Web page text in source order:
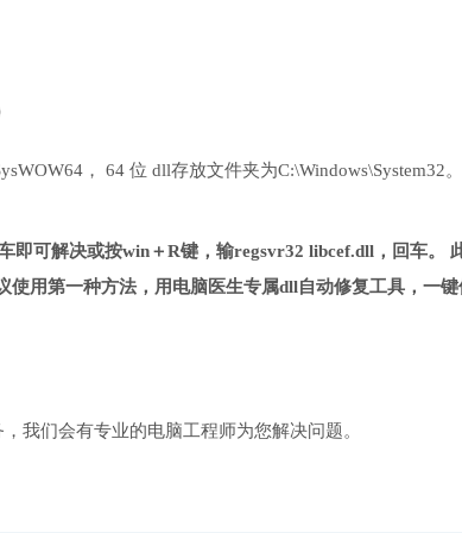
， 64 位 dll存放文件夹为C:\Windows\System32。
即可解决或按win＋R键，输regsvr32 libcef.dll，回车。
用第一种方法，用电脑医生专属dll自动修复工具，一键
我们会有专业的电脑工程师为您解决问题。